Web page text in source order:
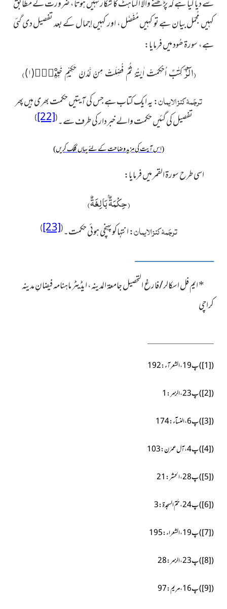
سے دیا گیا ہے کہ پڑھنے والا اکتاہٹ کا شکار نہیں ہوتا، ضرورت کے مطابق
کہیں مُجمَل بیان ہے تو کہیں مُفَصَّل، اور کہیں اِجمال کے بعد تفصیل دی گئی
ہے، سورۃ ھُود میں فرمایا:
(الٓرٰكِتٰبٌ اُحْكِمَتْ اٰیٰتُهٗ ثُمَّ فُصِّلَتْ مِنْ لَّدُنْ حَكِیْمٍ خَبِیْرٍۙ(۱) )
ترجَمۂ کنز الایمان:یہ ایک کتاب ہے جس کی آیتیں حکمت بھری ہیں پھر
تفصیل کی گئیں حکمت والے خبردار کی طرف سے۔(
[22]
)
(اس آیت کی مزید وضاحت کے لئے یہاں کلک کریں)
اسی طرح سورۃ القمر میں فرمایا:
(حِكْمَةٌۢ بَالِغَةٌ)
ترجَمۂ کنزالایمان:انتہاکو پہنچی ہوئی حکمت۔(
[23]
)
ــــــــــــــــــــــــــــــــــــــــــــــــــــــــــــــــــــــــــــــ
*ایم فل اسکالر/فارغ التحصیل جامعۃ المدینہ، ایڈیٹر ماہنامہ فیضانِ مدینہ
کراچی
(
[1]
)پ19،الشعرآء:192
(
[2]
)پ23،الزمر:1
(
[3]
)پ6،النسآء:174
(
[4]
)پ4،آل عمرٰن:103
(
[5]
)پ28،الحشر:21
(
[6]
)پ24،حٰمٓ السجدۃ:3
(
[7]
)پ19،الشعراء:195
(
[8]
)پ23،الزمر:28
(
[9]
)پ16،مریم:97